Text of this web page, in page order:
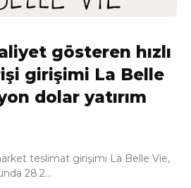
gösteren hızlı
girişimi La Belle
dolar yatırım
teslimat girişimi La Belle Vie,
28.2...